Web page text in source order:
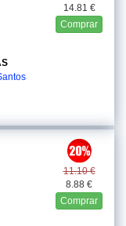
14.81 €
Comprar
11.10 €
8.88 €
Comprar